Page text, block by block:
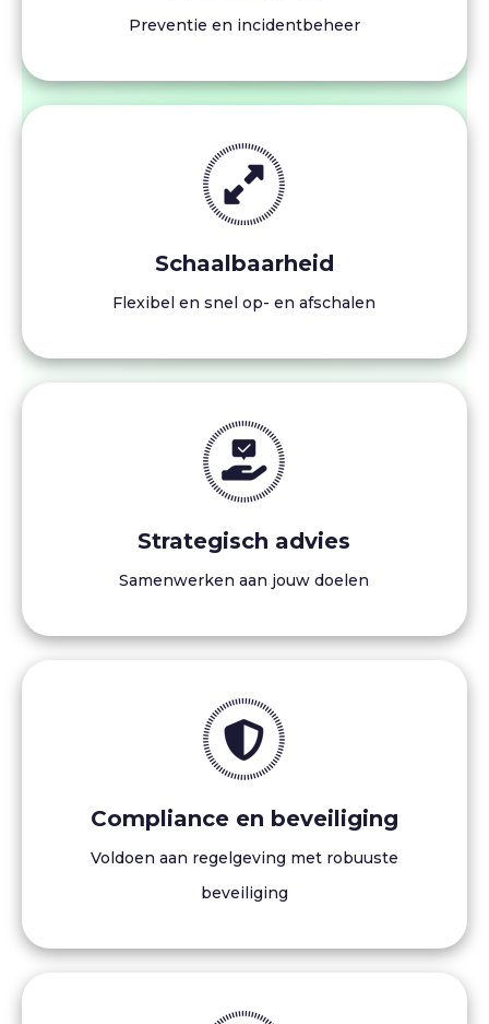
Preventie en incidentbeheer
Schaalbaarheid
Flexibel en snel op- en afschalen
Strategisch advies
Samenwerken aan jouw doelen
Compliance en beveiliging
Voldoen aan regelgeving met robuuste
beveiliging